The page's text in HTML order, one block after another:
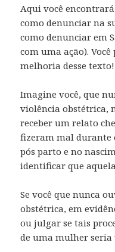
Aqui você
como denunciar na
como denunciar em
com uma ação).
melhoria desse texto!
Imagine você, que
violência obstétrica,
receber um relato
fizeram mal durante
pós parto e no
identificar que
Se você que nunca
obstétrica, em
ou julgar se tais
de uma mulher